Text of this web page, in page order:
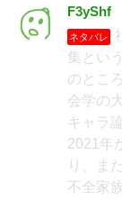
F3yShf
ネタバレ
集とい
のとこ
会学の
キャラ
2021年
り、ま
不全家